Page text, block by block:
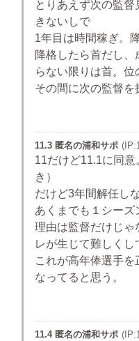
とりあえず次の監
きないしで
1年目は時間稼ぎ。
降格したら首だし
らない限りは首。位
その間に次の監督を
11.3 匿名の浦和サポ
11だけど11.1に同
き）
だけど3年間解任し
あくまでも１シーズ
理由は監督だけじゃ
レが生じて難しくし
これが高年俸選手
なってると思う。
11.4 匿名の浦和サポ